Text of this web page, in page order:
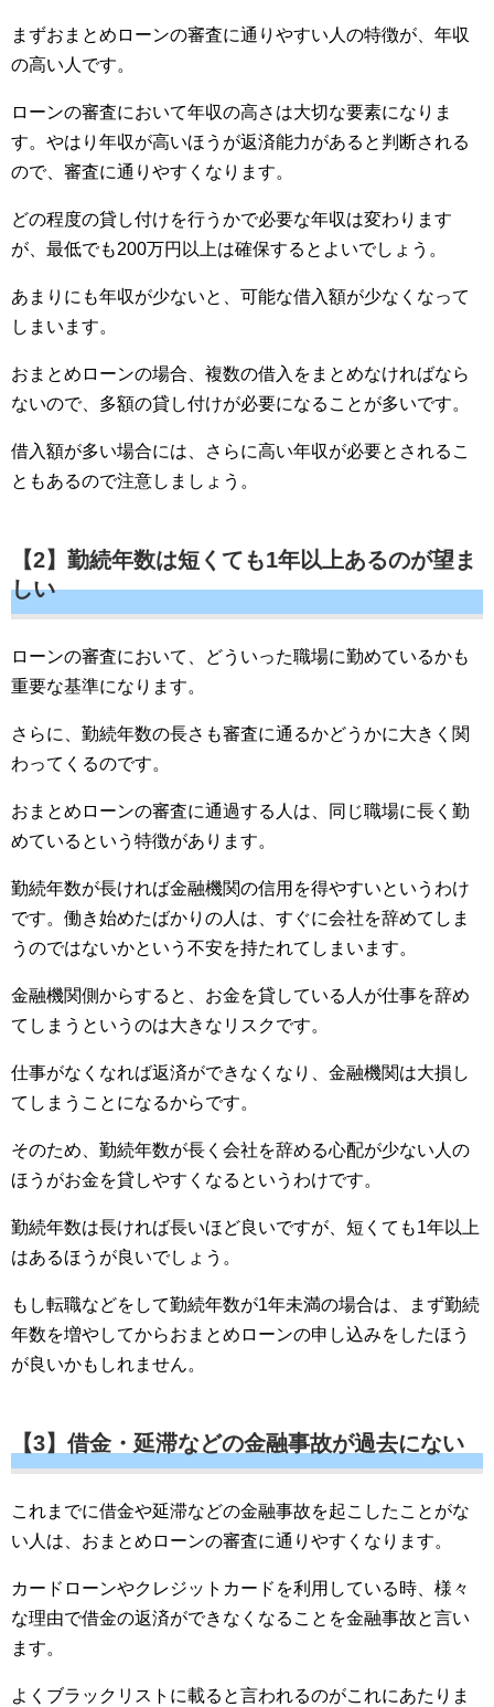
まずおまとめローンの審査に通りやすい人の特徴が、年収
の高い人です。
ローンの審査において年収の高さは大切な要素になりま
す。やはり年収が高いほうが返済能力があると判断される
ので、審査に通りやすくなります。
どの程度の貸し付けを行うかで必要な年収は変わります
が、最低でも200万円以上は確保するとよいでしょう。
あまりにも年収が少ないと、可能な借入額が少なくなって
しまいます。
おまとめローンの場合、複数の借入をまとめなければなら
ないので、多額の貸し付けが必要になることが多いです。
借入額が多い場合には、さらに高い年収が必要とされるこ
ともあるので注意しましょう。
【2】勤続年数は短くても1年以上あるのが望ま
しい
ローンの審査において、どういった職場に勤めているかも
重要な基準になります。
さらに、勤続年数の長さも審査に通るかどうかに大きく関
わってくるのです。
おまとめローンの審査に通過する人は、同じ職場に長く勤
めているという特徴があります。
勤続年数が長ければ金融機関の信用を得やすいというわけ
です。働き始めたばかりの人は、すぐに会社を辞めてしま
うのではないかという不安を持たれてしまいます。
金融機関側からすると、お金を貸している人が仕事を辞め
てしまうというのは大きなリスクです。
仕事がなくなれば返済ができなくなり、金融機関は大損し
てしまうことになるからです。
そのため、勤続年数が長く会社を辞める心配が少ない人の
ほうがお金を貸しやすくなるというわけです。
勤続年数は長ければ長いほど良いですが、短くても1年以上
はあるほうが良いでしょう。
もし転職などをして勤続年数が1年未満の場合は、まず勤続
年数を増やしてからおまとめローンの申し込みをしたほう
が良いかもしれません。
【3】借金・延滞などの金融事故が過去にない
これまでに借金や延滞などの金融事故を起こしたことがな
い人は、おまとめローンの審査に通りやすくなります。
カードローンやクレジットカードを利用している時、様々
な理由で借金の返済ができなくなることを金融事故と言い
ます。
よくブラックリストに載ると言われるのがこれにあたりま